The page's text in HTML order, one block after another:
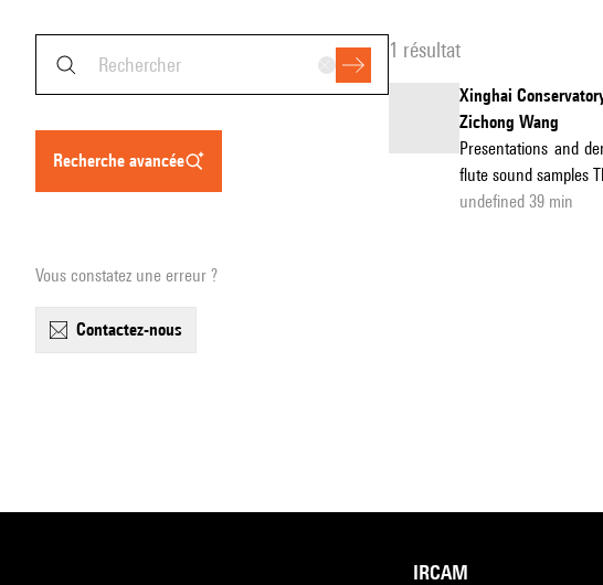
recherche avancée
Vous constatez une erreur ?
contactez-nous
1 résultat
Xinghai
Zichong Wang
Presentations and
flute sound samples
undefined 39 min
IRCAM